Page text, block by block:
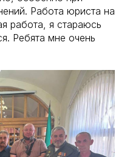
Работа юриста на
работа, я стараюсь
Ребята мне очень